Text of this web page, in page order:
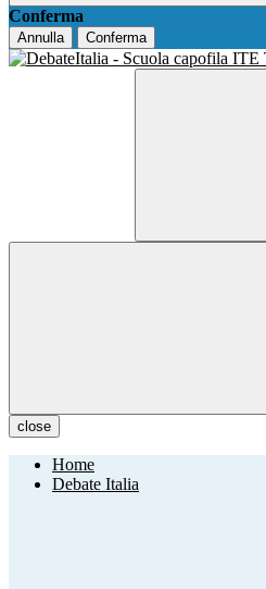
Conferma
Annulla Conferma
close
Home
Debate Italia